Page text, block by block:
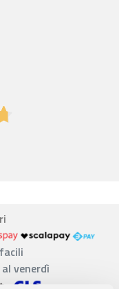
venerdì